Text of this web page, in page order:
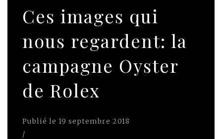
Ces images qui
nous regardent: la
campagne Oyster
de Rolex
Publié le 19 septembre 2018
/